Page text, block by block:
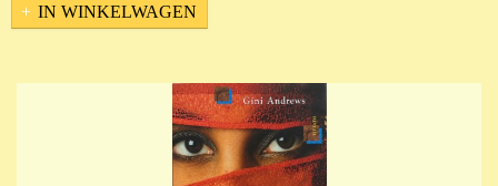
IN WINKELWAGEN